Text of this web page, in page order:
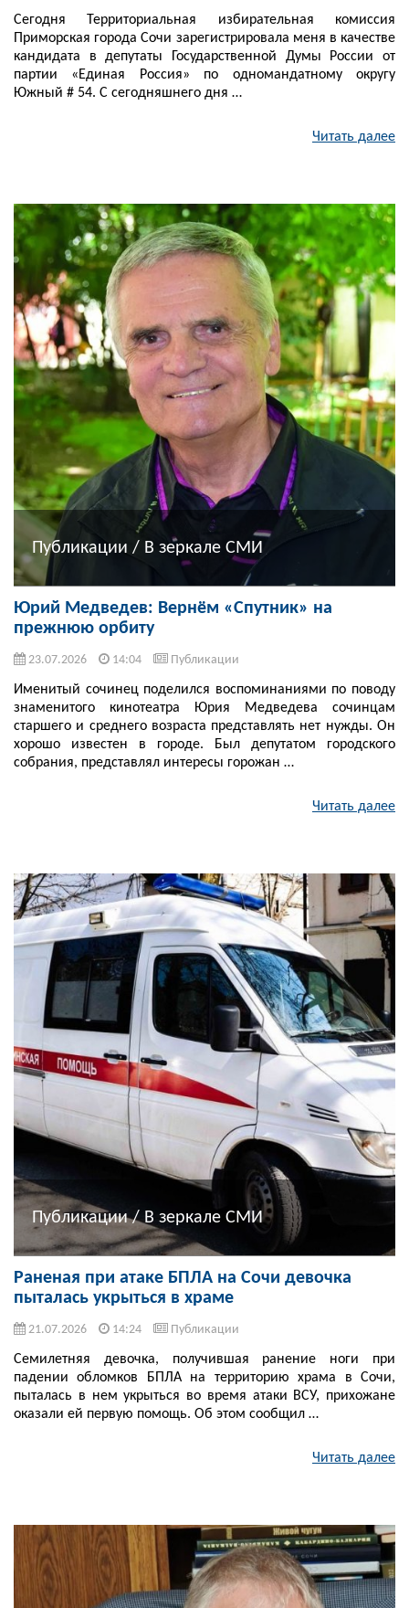
Сегодня Территориальная избирательная комиссия
Приморская города Сочи зарегистрировала меня в качестве
кандидата в депутаты Государственной Думы России от
партии «Единая Россия» по одномандатному округу
Южный # 54. С сегодняшнего дня …
Читать далее
Публикации / В зеркале СМИ
Юрий Медведев: Вернём «Спутник» на
прежнюю орбиту
23.07.2026 14:04 Публикации
Именитый сочинец поделился воспоминаниями по поводу
знаменитого кинотеатра Юрия Медведева сочинцам
старшего и среднего возраста представлять нет нужды. Он
хорошо известен в городе. Был депутатом городского
собрания, представлял интересы горожан …
Читать далее
Публикации / В зеркале СМИ
Раненая при атаке БПЛА на Сочи девочка
пыталась укрыться в храме
21.07.2026 14:24 Публикации
Семилетняя девочка, получившая ранение ноги при
падении обломков БПЛА на территорию храма в Сочи,
пыталась в нем укрыться во время атаки ВСУ, прихожане
оказали ей первую помощь. Об этом сообщил …
Читать далее